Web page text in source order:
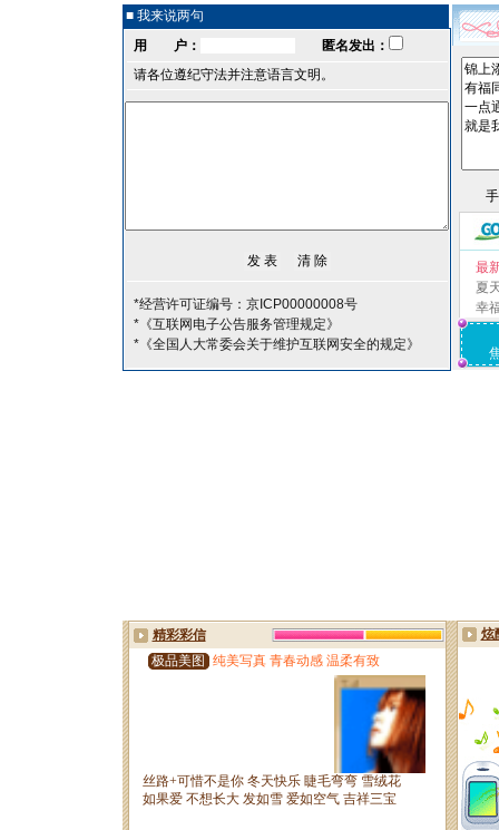
■ 我来说两句
用 户：
匿名发出：
请各位遵纪守法并注意语言文明。
*经营许可证编号：京ICP00000008号
*《互联网电子公告服务管理规定》
*《全国人大常委会关于维护互联网安全的规定》
最
夏
幸